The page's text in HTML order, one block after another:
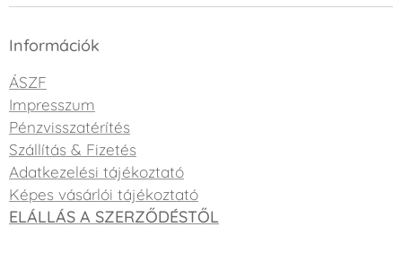
Információk
ÁSZF
Impresszum
Pénzvisszatérítés
Szállítás & Fizetés
Adatkezelési tájékoztató
Képes vásárlói tájékoztató
ELÁLLÁS A SZERZŐDÉSTŐL